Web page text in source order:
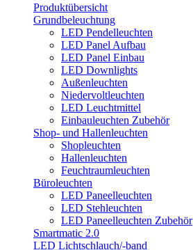
Produktübersicht
Grundbeleuchtung
LED Pendelleuchten
LED Panel Aufbau
LED Panel Einbau
LED Downlights
Außenleuchten
Niedervoltleuchten
LED Leuchtmittel
Einbauleuchten Zubehör
Shop- und Hallenleuchten
Shopleuchten
Hallenleuchten
Feuchtraumleuchten
Büroleuchten
LED Paneelleuchten
LED Stehleuchten
LED Paneelleuchten Zubehör
Smartmatic 2.0
LED Lichtschlauch/-band